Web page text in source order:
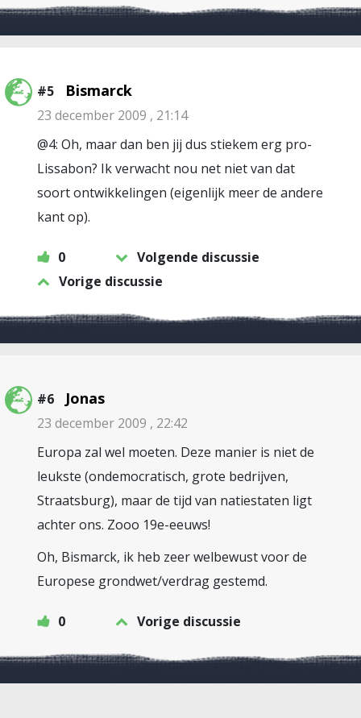
#5 Bismarck
23 december 2009 , 21:14
@4: Oh, maar dan ben jij dus stiekem erg pro-
Lissabon? Ik verwacht nou net niet van dat
soort ontwikkelingen (eigenlijk meer de andere
kant op).
0
Volgende discussie
Vorige discussie
#6 Jonas
23 december 2009 , 22:42
Europa zal wel moeten. Deze manier is niet de
leukste (ondemocratisch, grote bedrijven,
Straatsburg), maar de tijd van natiestaten ligt
achter ons. Zooo 19e-eeuws!
Oh, Bismarck, ik heb zeer welbewust voor de
Europese grondwet/verdrag gestemd.
0 Vorige discussie